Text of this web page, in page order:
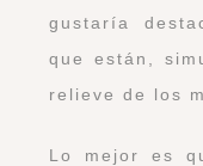
gustaría
que están,
relieve de los
Lo mejor es